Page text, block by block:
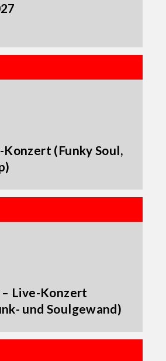
(Funky Soul,
– Live-Konzert
und Soulgewand)